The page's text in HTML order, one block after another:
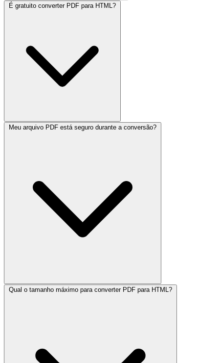
É gratuito converter PDF para HTML?
Meu arquivo PDF está seguro durante a conversão?
Qual o tamanho máximo para converter PDF para HTML?